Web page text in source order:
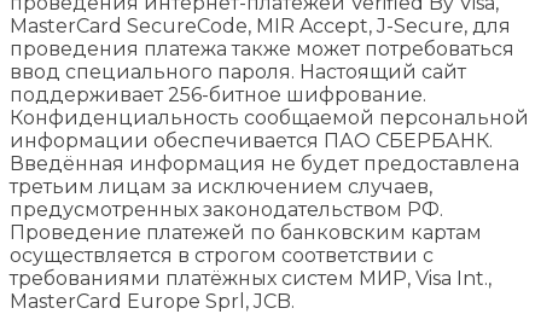
MasterCard SecureCode, MIR Accept, J-Secure, для
проведения платежа также может потребоваться
ввод специального пароля. Настоящий сайт
поддерживает 256-битное шифрование.
Конфиденциальность сообщаемой персональной
информации обеспечивается ПАО СБЕРБАНК.
Введённая информация не будет предоставлена
третьим лицам за исключением случаев,
предусмотренных законодательством РФ.
Проведение платежей по банковским картам
осуществляется в строгом соответствии с
требованиями платёжных систем МИР, Visa Int.,
MasterCard Europe Sprl, JCB.